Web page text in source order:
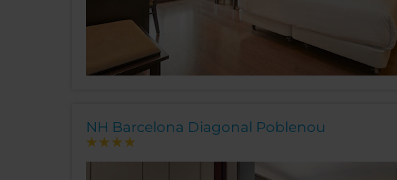
NH Barcelona Diagonal Poblenou